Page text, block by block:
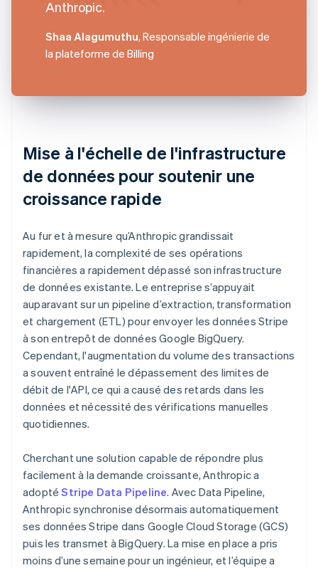
Anthropic.
Shaa Alagumuthu, Responsable ingénierie de
la plateforme de Billing
Mise à l'échelle de l'infrastructure
de données pour soutenir une
croissance rapide
Au fur et à mesure qu’Anthropic grandissait
rapidement, la complexité de ses opérations
financières a rapidement dépassé son infrastructure
de données existante. Le entreprise s’appuyait
auparavant sur un pipeline d’extraction, transformation
et chargement (ETL) pour envoyer les données Stripe
à son entrepôt de données Google BigQuery.
Cependant, l'augmentation du volume des transactions
a souvent entraîné le dépassement des limites de
débit de l'API, ce qui a causé des retards dans les
données et nécessité des vérifications manuelles
quotidiennes.
Cherchant une solution capable de répondre plus
facilement à la demande croissante, Anthropic a
adoptéStripe Data Pipeline. Avec Data Pipeline,
Anthropic synchronise désormais automatiquement
ses données Stripe dans Google Cloud Storage (GCS)
puis les transmet à BigQuery. La mise en place a pris
moins d’une semaine pour un ingénieur, et l’équipe a